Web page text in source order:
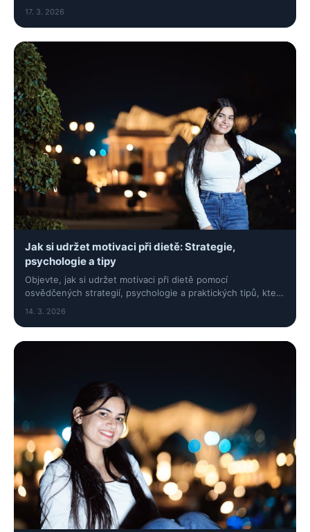
bez stresu a pocitu viny.
17. 3. 2026
Jak si udržet motivaci při dietě: Strategie,
psychologie a tipy
Objevte, jak si udržet motivaci při dietě pomocí
osvědčených strategií, psychologie a praktických tipů, které
vám pomohou dosáhnout trvalých výsledků.
14. 3. 2026